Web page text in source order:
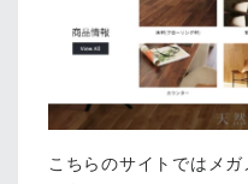
こちらのサイトではメ